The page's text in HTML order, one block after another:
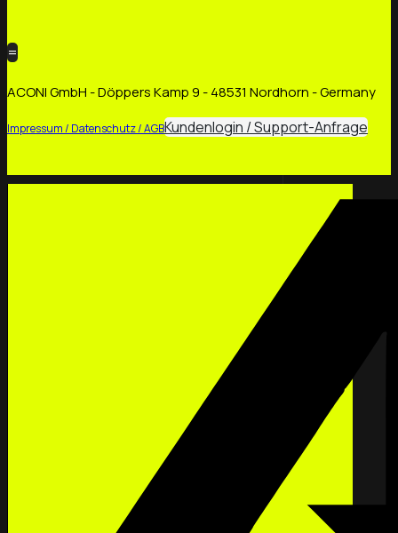
=
ACONI GmbH - Döppers Kamp 9 - 48531 Nordhorn - Germany
Impressum / Datenschutz / AGBKundenlogin / Support-Anfrage